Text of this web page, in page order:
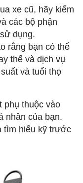
xe cũ, hãy kiểm
các bộ phận
dụng.
rằng bạn có thể
thế và dịch vụ
và tuổi thọ
phụ thuộc vào
nhân của bạn.
tìm hiểu kỹ trước